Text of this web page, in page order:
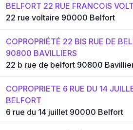
BELFORT 22 RUE FRANCOIS
22 rue voltaire 90000 Belfort
COPROPRIÉTÉ 22 BIS RUE DE
90800 BAVILLIERS
22 b rue de belfort 90800
COPROPRIETE 6 RUE DU 14
BELFORT
6 rue du 14 juillet 90000 Belfort